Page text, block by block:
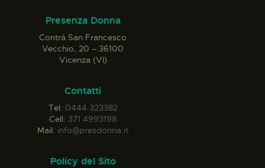
Presenza Donna
Contrà San Francesco
Vecchio, 20 – 36100
Vicenza (VI)
Contatti
Tel: 0444 323382
Cell: 371 4993198
Mail: info@presdonna.it
Policy del Sito